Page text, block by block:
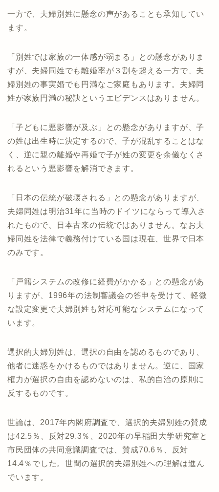
一方で、夫婦別姓に懸念の声があることも承知してい
ます。
「別姓では家族の一体感が弱まる」との懸念がありま
すが、夫婦同姓でも離婚率が３割を超える一方で、夫
婦別姓の事実婚でも円満なご家庭もあります。夫婦同
姓が家族円満の秘訣というエビデンスはありません。
「子どもに悪影響が及ぶ」との懸念がありますが、子
の姓は出生時に決定するので、子が混乱することはな
く、逆に親の離婚や再婚で子が姓の変更を余儀なくさ
れるという悪影響を解消できます。
「日本の伝統が破壊される」との懸念がありますが、
夫婦同姓は明治31年に当時のドイツにならって導入さ
れたもので、日本古来の伝統ではありません。なお夫
婦同姓を法律で義務付けている国は現在、世界で日本
のみです。
「戸籍システムの改修に経費がかかる」との懸念があ
りますが、1996年の法制審議会の答申を受けて、軽微
な設定変更で夫婦別姓も対応可能なシステムになって
います。
選択的夫婦別姓は、選択の自由を認めるものであり、
他者に迷惑をかけるものではありません。逆に、国家
権力が選択の自由を認めないのは、私的自治の原則に
反するものです。
世論は、2017年内閣府調査で、選択的夫婦別姓の賛成
は42.5％、反対29.3％、2020年の早稲田大学研究室と
市民団体の共同意識調査では、賛成70.6％、反対
14.4％でした。世間の選択的夫婦別姓への理解は進ん
でいます。